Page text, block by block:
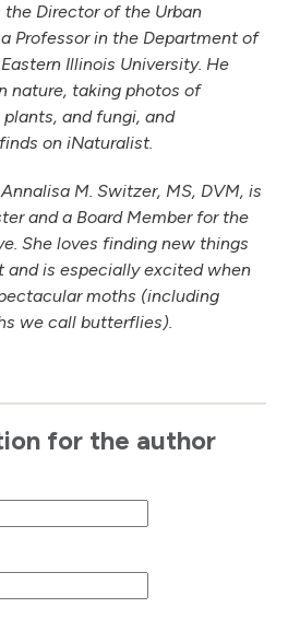
the Director of the Urban
Professor in the Department of
Illinois University. He
nature, taking photos of
and fungi, and
on iNaturalist.
M. Switzer, MS, DVM, is
and a Board Member for the
She loves finding new things
is especially excited when
moths (including
we call butterflies).
for the author